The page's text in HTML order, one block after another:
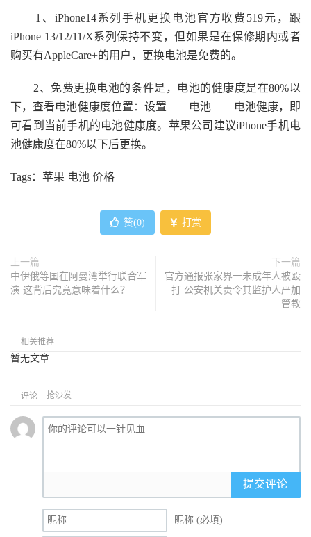
1、iPhone14系列手机更换电池官方收费519元，跟
iPhone 13/12/11/X系列保持不变，但如果是在保修期内或者
购买有AppleCare+的用户，更换电池是免费的。
2、免费更换电池的条件是，电池的健康度是在80%以
下，查看电池健康度位置：设置——电池——电池健康，即
可看到当前手机的电池健康度。苹果公司建议iPhone手机电
池健康度在80%以下后更换。
Tags：苹果 电池 价格
赞(0) 打赏
上一篇
中伊俄等国在阿曼湾举行联合军
演 这背后究竟意味着什么？
下一篇
官方通报张家界一未成年人被殴
打 公安机关责令其监护人严加
管教
相关推荐
暂无文章
评论 抢沙发
提交评论
昵称 (必填)